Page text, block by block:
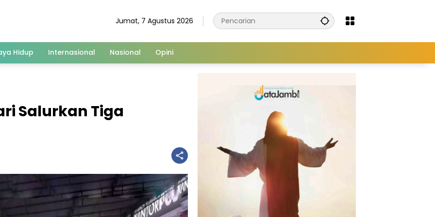
Jumat, 7 Agustus 2026
Hidup Internasional Nasional Opini
Salurkan Tiga